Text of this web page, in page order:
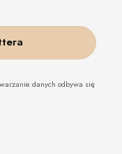
danych odbywa się